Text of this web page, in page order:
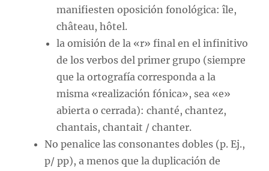
manifiesten oposición fonológica: île,
château, hôtel.
la omisión de la «r» final en el infinitivo
de los verbos del primer grupo (siempre
que la ortografía corresponda a la
misma «realización fónica», sea «e»
abierta o cerrada): chanté, chantez,
chantais, chantait / chanter.
No penalice las consonantes dobles (p. Ej.,
p/ pp), a menos que la duplicación de